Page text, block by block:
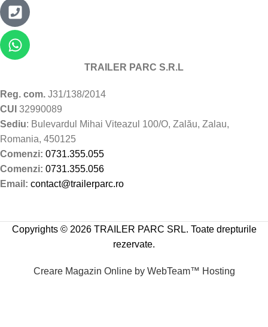
TRAILER PARC S.R.L
Reg. com. J31/138/2014
CUI 32990089
Sediu: Bulevardul Mihai Viteazul 100/O, Zalău, Zalau,
Romania, 450125
Comenzi: 0731.355.055
Comenzi: 0731.355.056
Email: contact@trailerparc.ro
Copyrights © 2026 TRAILER PARC SRL. Toate drepturile
rezervate.
Creare Magazin Online by WebTeam™ Hosting